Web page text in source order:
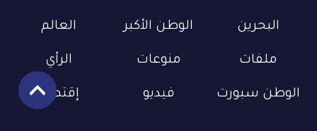
البحرين الوطن الأكبر العالم
ملفات منوعات الرأي
الوطن سبورت فيديو إقتصاد